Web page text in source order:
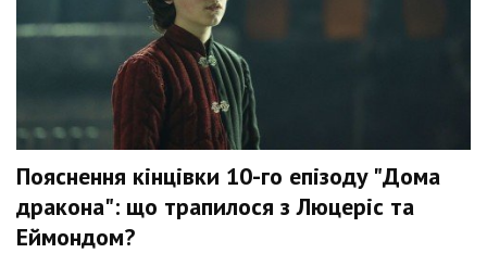
Пояснення кінцівки 10-го епізоду "Дома
дракона": що трапилося з Люцеріс та
Еймондом?